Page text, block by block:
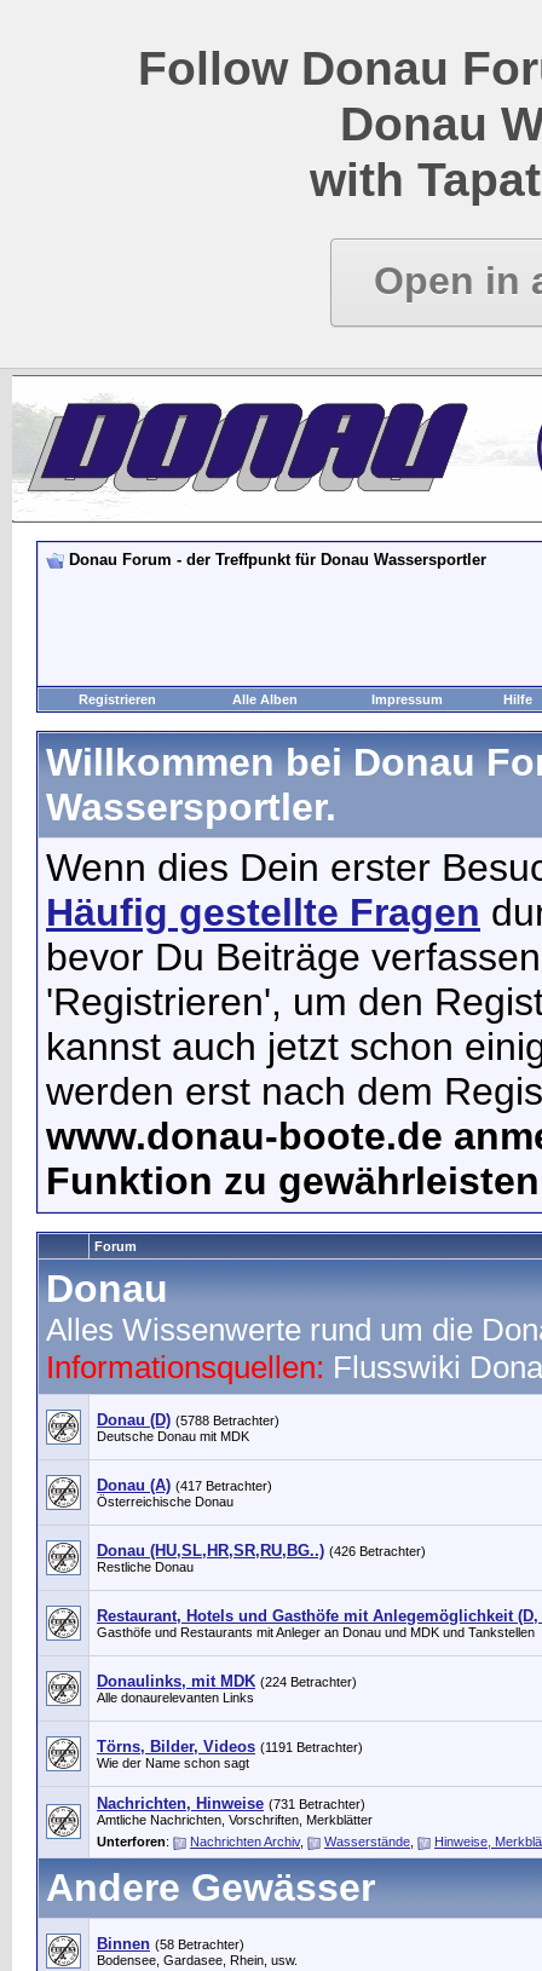
Follow Donau
Donau
with
Open in
Donau Forum - der Treffpunkt für Donau Wassersportler
Registrieren Alle Alben Impressum Hilfe
Willkommen bei Donau
Wassersportler.
Wenn dies Dein erster
Häufig gestellte Fragen
bevor Du Beiträge
'Registrieren', um den
kannst auch jetzt schon
werden erst nach dem
www.donau-boote.de
Funktion zu
Forum
Donau
Alles Wissenwerte rund um die
Informationsquellen: Flusswiki
Donau (D) (5788 Betrachter)
Deutsche Donau mit MDK
Donau (A) (417 Betrachter)
Österreichische Donau
Donau (HU,SL,HR,SR,RU,BG..) (426 Betrachter)
Restliche Donau
Restaurant, Hotels und Gasthöfe mit Anlegemöglichkeit (D,
Gasthöfe und Restaurants mit Anleger an Donau und MDK und Tankstellen
Donaulinks, mit MDK (224 Betrachter)
Alle donaurelevanten Links
Törns, Bilder, Videos (1191 Betrachter)
Wie der Name schon sagt
Nachrichten, Hinweise (731 Betrachter)
Amtliche Nachrichten, Vorschriften, Merkblätter
Unterforen: Nachrichten Archiv, Wasserstände Hinweise,
Andere Gewässer
Binnen (58 Betrachter)
Bodensee, Gardasee, Rhein, usw.